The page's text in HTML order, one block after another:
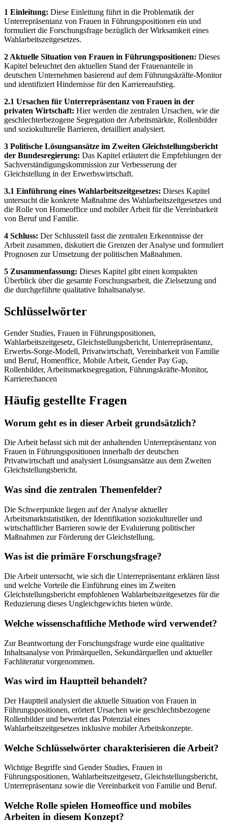
1 Einleitung: Diese Einleitung führt in die Problematik der
Unterrepräsentanz von Frauen in Führungspositionen ein und
formuliert die Forschungsfrage bezüglich der Wirksamkeit eines
Wahlarbeitszeitgesetzes.
2 Aktuelle Situation von Frauen in Führungspositionen: Dieses
Kapitel beleuchtet den aktuellen Stand der Frauenanteile in
deutschen Unternehmen basierend auf dem Führungskräfte-Monitor
und identifiziert Hindernisse für den Karriereaufstieg.
2.1 Ursachen für Unterrepräsentanz von Frauen in der
privaten Wirtschaft: Hier werden die zentralen Ursachen, wie die
geschlechterbezogene Segregation der Arbeitsmärkte, Rollenbilder
und soziokulturelle Barrieren, detailliert analysiert.
3 Politische Lösungsansätze im Zweiten Gleichstellungsbericht
der Bundesregierung: Das Kapitel erläutert die Empfehlungen der
Sachverständigungskommission zur Verbesserung der
Gleichstellung in der Erwerbswirtschaft.
3.1 Einführung eines Wahlarbeitszeitgesetzes: Dieses Kapitel
untersucht die konkrete Maßnahme des Wahlarbeitszeitgesetzes und
die Rolle von Homeoffice und mobiler Arbeit für die Vereinbarkeit
von Beruf und Familie.
4 Schluss: Der Schlussteil fasst die zentralen Erkenntnisse der
Arbeit zusammen, diskutiert die Grenzen der Analyse und formuliert
Prognosen zur Umsetzung der politischen Maßnahmen.
5 Zusammenfassung: Dieses Kapitel gibt einen kompakten
Überblick über die gesamte Forschungsarbeit, die Zielsetzung und
die durchgeführte qualitative Inhaltsanalyse.
Schlüsselwörter
Gender Studies, Frauen in Führungspositionen,
Wahlarbeitszeitgesetz, Gleichstellungsbericht, Unterrepräsentanz,
Erwerbs-Sorge-Modell, Privatwirtschaft, Vereinbarkeit von Familie
und Beruf, Homeoffice, Mobile Arbeit, Gender Pay Gap,
Rollenbilder, Arbeitsmarktsegregation, Führungskräfte-Monitor,
Karrierechancen
Häufig gestellte Fragen
Worum geht es in dieser Arbeit grundsätzlich?
Die Arbeit befasst sich mit der anhaltenden Unterrepräsentanz von
Frauen in Führungspositionen innerhalb der deutschen
Privatwirtschaft und analysiert Lösungsansätze aus dem Zweiten
Gleichstellungsbericht.
Was sind die zentralen Themenfelder?
Die Schwerpunkte liegen auf der Analyse aktueller
Arbeitsmarktstatistiken, der Identifikation soziokultureller und
wirtschaftlicher Barrieren sowie der Evaluierung politischer
Maßnahmen zur Förderung der Gleichstellung.
Was ist die primäre Forschungsfrage?
Die Arbeit untersucht, wie sich die Unterrepräsentanz erklären lässt
und welche Vorteile die Einführung eines im Zweiten
Gleichstellungsbericht empfohlenen Wahlarbeitszeitgesetzes für die
Reduzierung dieses Ungleichgewichts bieten würde.
Welche wissenschaftliche Methode wird verwendet?
Zur Beantwortung der Forschungsfrage wurde eine qualitative
Inhaltsanalyse von Primärquellen, Sekundärquellen und aktueller
Fachliteratur vorgenommen.
Was wird im Hauptteil behandelt?
Der Hauptteil analysiert die aktuelle Situation von Frauen in
Führungspositionen, erörtert Ursachen wie geschlechtsbezogene
Rollenbilder und bewertet das Potenzial eines
Wahlarbeitszeitgesetzes inklusive mobiler Arbeitskonzepte.
Welche Schlüsselwörter charakterisieren die Arbeit?
Wichtige Begriffe sind Gender Studies, Frauen in
Führungspositionen, Wahlarbeitszeitgesetz, Gleichstellungsbericht,
Unterrepräsentanz sowie die Vereinbarkeit von Familie und Beruf.
Welche Rolle spielen Homeoffice und mobiles
Arbeiten in diesem Konzept?